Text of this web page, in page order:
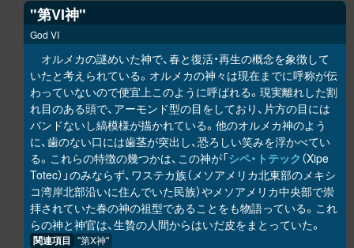
"第VI神"
God VI
オルメカの謎めいた神で、春と復活・再生の概念を象徴して
いたと考えられている。オルメカの神々は現在までに呼称が伝
わっていないので便宜上このように呼ばれる。現実離れした割
れ目のある頭で、アーモンド型の目をしており、片方の目には
バンドないし縞模様が描かれている。他のオルメカ神のよう
に、歯のない口には歯茎が突出し、恐ろしい笑みを浮かべてい
る。これらの特徴の幾つかは、この神が「シペ・トテック （Xipe
Totec）」のみならず、ワステカ族（メソアメリカ北東部のメキシ
コ湾岸北部沿いに住んでいた民族）やメソアメリカ中央部で崇
拝されていた春の神の祖型であることをも物語っている。これ
らの神と神官は、生贄の人間からはいだ皮をまとっていた。
関連項目 "第X神"